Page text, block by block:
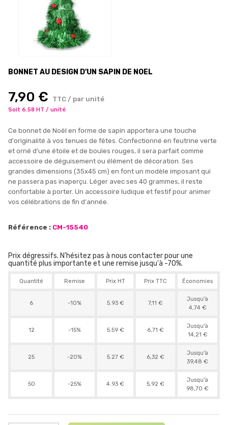
BONNET AU DESIGN D'UN SAPIN DE NOEL
7,90 € TTC / par unité
Soit 6.58 HT / unité
Ce bonnet de Noël en forme de sapin apportera une touche
d'originalité à vos tenues de fêtes. Confectionné en feutrine verte
et orné d'une étoile et de boules rouges, il sera parfait comme
accessoire de déguisement ou élément de décoration. Ses
grandes dimensions (35x45 cm) en font un modèle imposant qui
ne passera pas inaperçu. Léger avec ses 40 grammes, il reste
confortable à porter. Un accessoire ludique et festif pour animer
vos célébrations de fin d'année.
Référence : CM-15540
Prix dégressifs. N'hésitez pas à nous contacter pour une
quantité plus importante et une remise jusqu'à -70%.
Quantité Remise Prix HT Prix TTC Économies
6 -10% 5.93 € 7,11 €
Jusqu'à
4,74 €
12 -15% 5.59 € 6,71 €
Jusqu'à
14,21 €
25 -20% 5.27 € 6,32 €
Jusqu'à
39,48 €
50 -25% 4.93 € 5,92 €
Jusqu'à
98,70 €